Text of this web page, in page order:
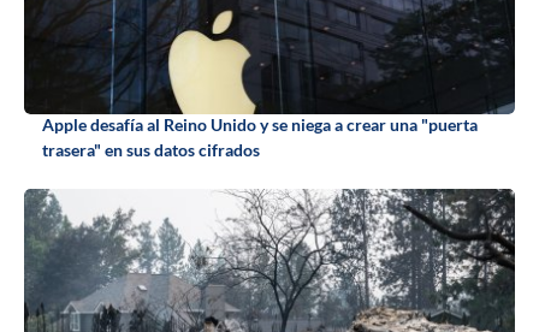
Apple desafía al Reino Unido y se niega a crear una "puerta
trasera" en sus datos cifrados